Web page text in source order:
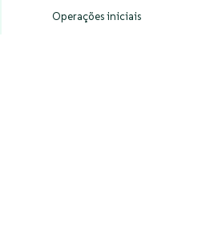
Operações iniciais